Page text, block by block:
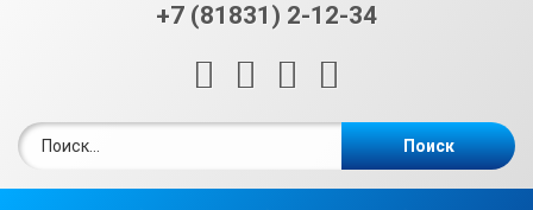
+7 (81831) 2-12-34
RSS E-mailВКонтакте